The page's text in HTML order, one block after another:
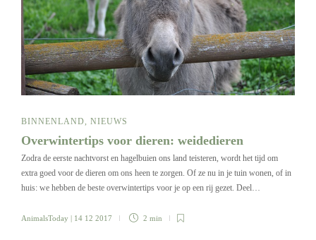
BINNENLAND, NIEUWS
Overwintertips voor dieren: weidedieren
Zodra de eerste nachtvorst en hagelbuien ons land teisteren, wordt het tijd om
extra goed voor de dieren om ons heen te zorgen. Of ze nu in je tuin wonen, of in
huis: we hebben de beste overwintertips voor je op een rij gezet. Deel…
AnimalsToday | 14 12 2017 2 min